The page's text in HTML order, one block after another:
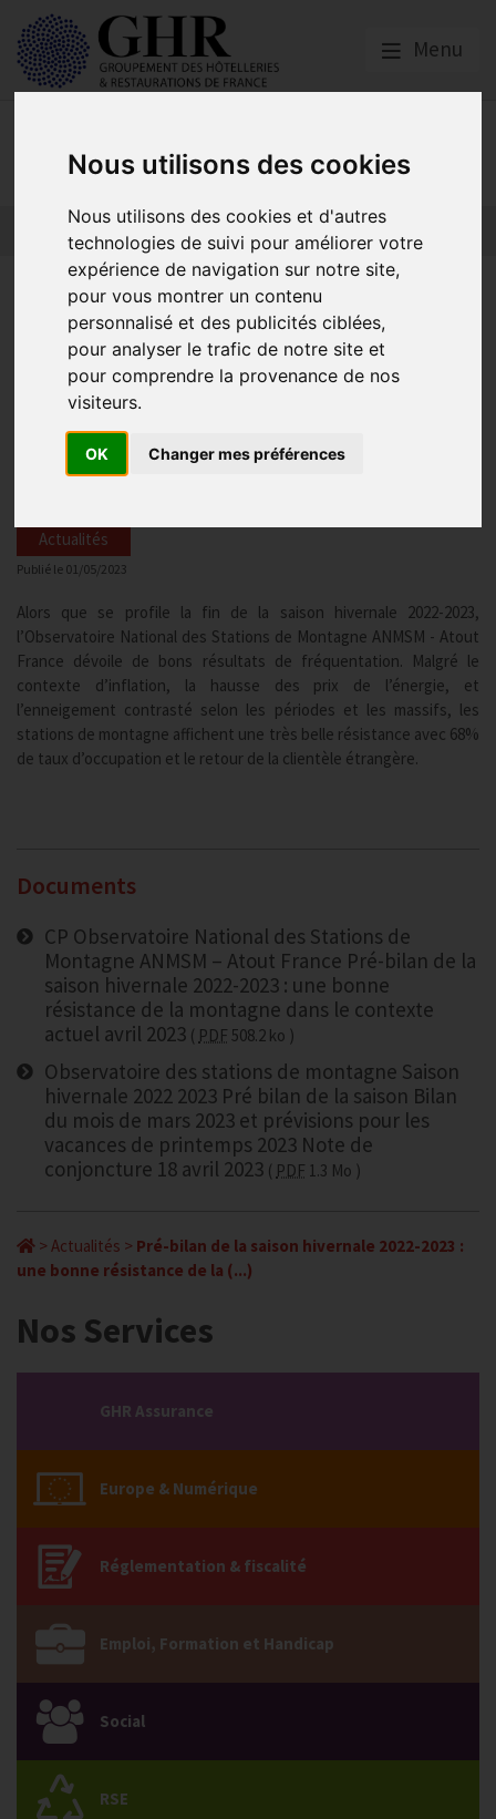
Nous utilisons des cookies
Nous utilisons des cookies et d'autres
technologies de suivi pour améliorer votre
expérience de navigation sur notre site,
pour vous montrer un contenu
personnalisé et des publicités ciblées,
pour analyser le trafic de notre site et
pour comprendre la provenance de nos
visiteurs.
OK Changer mes préférences
Menu
Actualités
Pré-bilan de la saison
hivernale 2022-2023 : une
bonne résistance de la
montagne dans le contexte
actuel
Actualités
Publié le 01/05/2023
Alors que se profile la fin de la saison hivernale 2022-2023,
l’Observatoire National des Stations de Montagne ANMSM - Atout
France dévoile de bons résultats de fréquentation. Malgré le
contexte d’inflation, la hausse des prix de l’énergie, et
l’enneigement contrasté selon les périodes et les massifs, les
stations de montagne affichent une très belle résistance avec 68%
de taux d’occupation et le retour de la clientèle étrangère.
Documents
CP Observatoire National des Stations de
Montagne ANMSM – Atout France Pré-bilan de la
saison hivernale 2022-2023 : une bonne
résistance de la montagne dans le contexte
actuel avril 2023
PDF 508.2 ko
Observatoire des stations de montagne Saison
hivernale 2022 2023 Pré bilan de la saison Bilan
du mois de mars 2023 et prévisions pour les
vacances de printemps 2023 Note de
conjoncture 18 avril 2023
PDF 1.3 Mo
> Actualités > Pré-bilan de la saison hivernale 2022-2023 :
une bonne résistance de la (...)
Nos Services
GHR Assurance
Europe & Numérique
Réglementation & fiscalité
Emploi, Formation et Handicap
Social
RSE